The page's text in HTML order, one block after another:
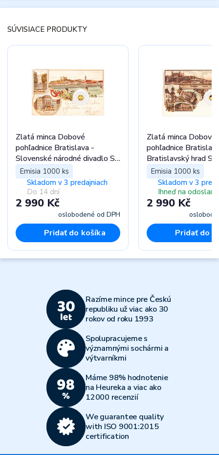
SÚVISIACE PRODUKTY
Zlatá minca Dobové
pohľadnice Bratislava -
Slovenské národné divadlo SK
proof
Emisia 1000 ks
Skladom v 3 predajniach
Do 14 dní
2 990 Kč
oslobodené od DPH
Pridať do košíka
Zlatá minca Dobové
pohľadnice
Bratislavský hrad
Emisia 1000 ks
Skladom v 3
Ihneď na
2 990 Kč
Pridať do
Razíme mince pre Českú
republiku už viac ako 30
rokov od roku 1993
Spolupracujeme s
významnými sochármi a
výtvarníkmi
Máme 98% hodnotenie
na Heureka a viac ako
12000 recenzií
We guarantee quality
with ISO 9001:2015
certification